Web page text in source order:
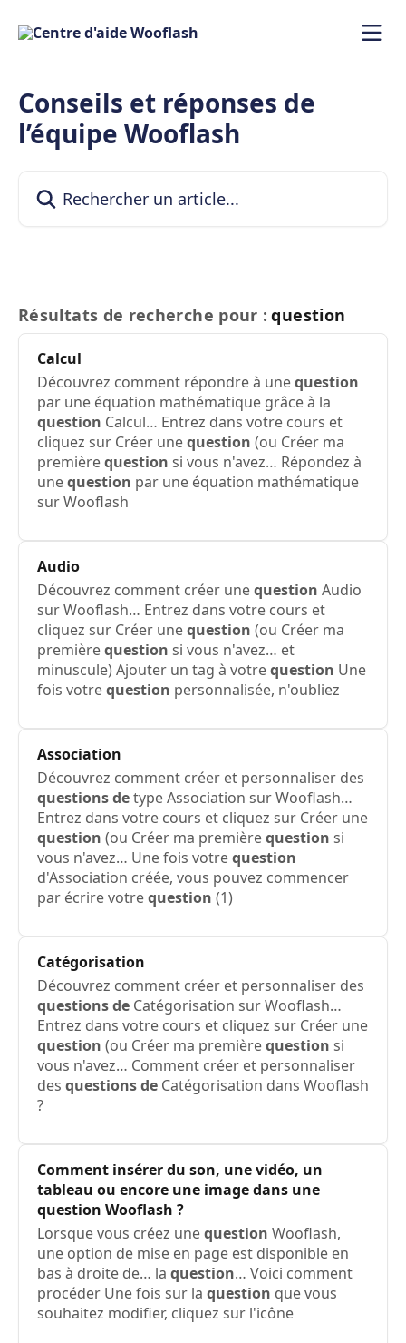
Conseils et réponses de
l’équipe Wooflash
Résultats de recherche pour : question
Calcul
Découvrez comment répondre à unequestion
par une équation mathématique grâce à la
question Calcul… Entrez dans votre cours et
cliquez sur Créer unequestion (ou Créer ma
premièrequestion si vous n'avez… Répondez à
unequestion par une équation mathématique
sur Wooflash
Audio
Découvrez comment créer unequestion Audio
sur Wooflash… Entrez dans votre cours et
cliquez sur Créer unequestion (ou Créer ma
premièrequestion si vous n'avez… et
minuscule) Ajouter un tag à votrequestion Une
fois votrequestion personnalisée, n'oubliez
Association
Découvrez comment créer et personnaliser des
questions detype Association sur Wooflash…
Entrez dans votre cours et cliquez sur Créer une
question (ou Créer ma premièrequestion si
vous n'avez… Une fois votrequestion
d'Association créée, vous pouvez commencer
par écrire votrequestion (1)
Catégorisation
Découvrez comment créer et personnaliser des
questions de Catégorisation sur Wooflash…
Entrez dans votre cours et cliquez sur Créer une
question (ou Créer ma premièrequestion si
vous n'avez… Comment créer et personnaliser
des questions de Catégorisation dans Wooflash
?
Comment insérer du son, une vidéo, un
tableau ou encore une image dans une
question Wooflash ?
Lorsque vous créez unequestion Wooflash,
une option de mise en page est disponible en
bas à droite de… la question… Voici comment
procéder Une fois sur la question que vous
souhaitez modifier, cliquez sur l'icône